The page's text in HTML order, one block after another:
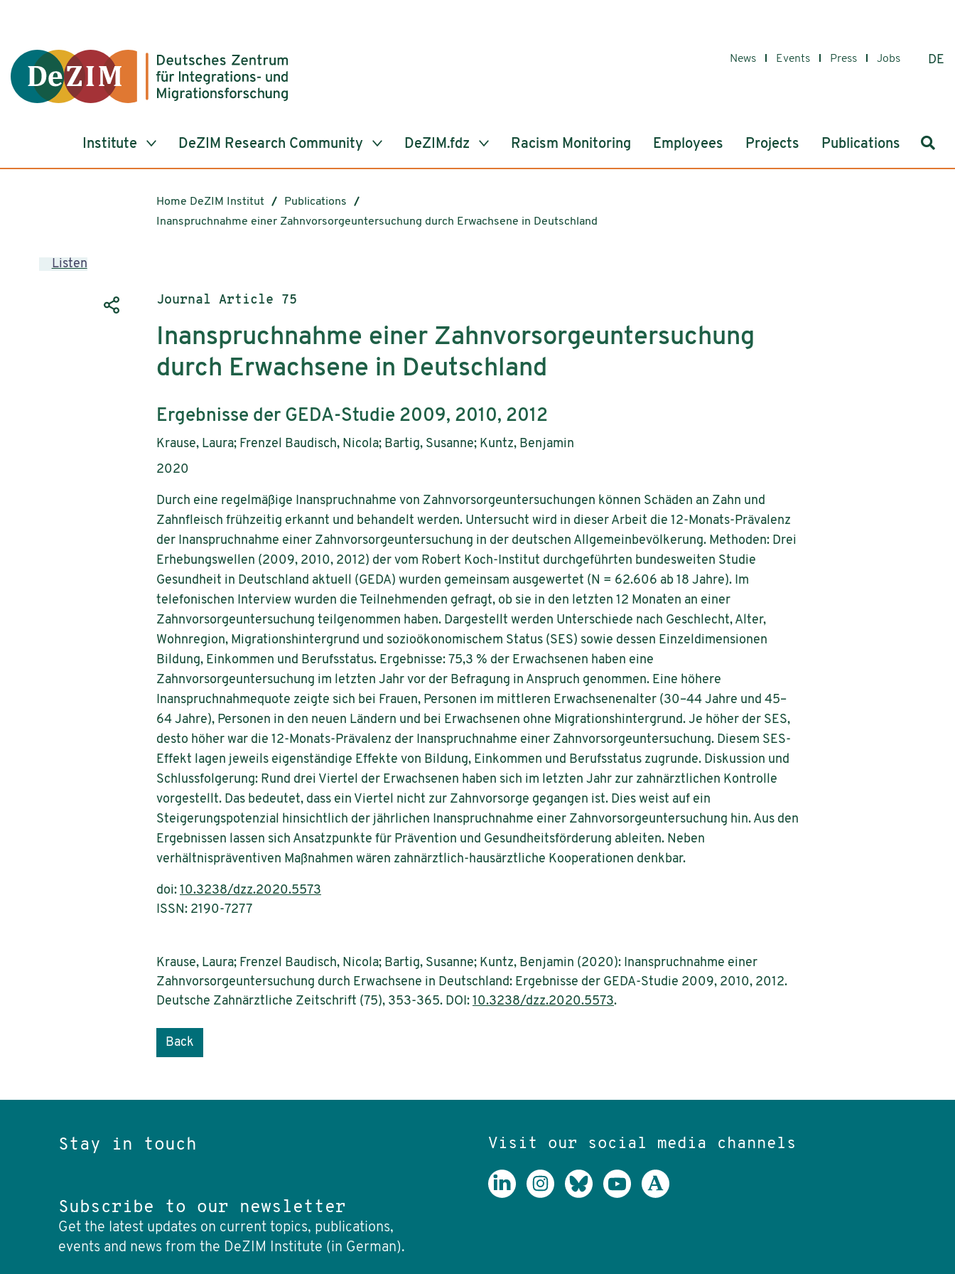
News Events Press Jobs DE
Institute DeZIM Research Community DeZIM.fdz Racism Monitoring Employees Projects Publications
Home DeZIM Institut
Publications
Inanspruchnahme einer Zahnvorsorgeuntersuchung durch Erwachsene in Deutschland
Listen
Publication type:
Journal Article 75
Inanspruchnahme einer Zahnvorsorgeuntersuchung
durch Erwachsene in Deutschland
Subtitle:
Ergebnisse der GEDA-Studie 2009, 2010, 2012
Authors:
Krause, Laura; Frenzel Baudisch, Nicola; Bartig, Susanne; Kuntz, Benjamin
Publication year:
2020
Durch eine regelmäßige Inanspruchnahme von Zahnvorsorge­untersuchungen können Schäden an Zahn und
Zahnfleisch frühzeitig erkannt und behandelt werden. Untersucht wird in dieser Arbeit die 12-Monats-Prävalenz
der Inanspruchnahme einer Zahnvorsorgeuntersuchung in der deutschen Allgemeinbevölkerung. Methoden: Drei
Erhebungswellen (2009, 2010, 2012) der vom Robert Koch-Institut durchgeführten bundesweiten Studie
Gesundheit in Deutschland aktuell (GEDA) wurden gemeinsam ausgewertet (N = 62.606 ab 18 Jahre). Im
telefonischen Interview wurden die Teilnehmenden gefragt, ob sie in den letzten 12 Monaten an einer
Zahnvorsorgeuntersuchung teilgenommen haben. Dargestellt werden Unterschiede nach Geschlecht, Alter,
Wohnregion, Migra­tionshintergrund und sozioökonomischem Status (SES) sowie dessen Einzeldimensionen
Bildung, Einkommen und Berufsstatus. Ergebnisse: 75,3 % der Erwachsenen haben eine
Zahnvorsorgeuntersuchung im letzten Jahr vor der Befragung in Anspruch genommen. Eine höhere
Inanspruchnahmequote zeigte sich bei Frauen, Personen im mittleren Erwachsenenalter (30–44 Jahre und 45–
64 Jahre), Personen in den neuen Ländern und bei Erwachsenen ohne Migrationshintergrund. Je höher der SES,
desto höher war die 12-Monats-Prävalenz der Inanspruchnahme einer Zahnvorsorgeuntersuchung. Diesem SES-
Effekt lagen jeweils eigenständige Effekte von Bildung, Einkommen und Berufsstatus zugrunde. Diskussion und
Schlussfolgerung: Rund drei Viertel der Erwachsenen haben sich im letzten Jahr zur zahnärztlichen Kontrolle
vorgestellt. Das bedeutet, dass ein Viertel nicht zur Zahnvorsorge gegangen ist. Dies weist auf ein
Steigerungspotenzial hinsichtlich der jährlichen Inanspruchnahme einer Zahnvorsorgeuntersuchung hin. Aus den
Ergebnissen lassen sich Ansatzpunkte für Prävention und Gesundheitsförderung ableiten. Neben
verhältnispräventiven Maßnahmen wären zahnärztlich-hausärztliche Kooperationen denkbar.
doi: 10.3238/dzz.2020.5573
ISSN: 2190-7277
Krause, Laura; Frenzel Baudisch, Nicola; Bartig, Susanne; Kuntz, Benjamin (2020): Inanspruchnahme einer
Zahnvorsorgeuntersuchung durch Erwachsene in Deutschland: Ergebnisse der GEDA-Studie 2009, 2010, 2012.
Deutsche Zahnärztliche Zeitschrift (75), 353-365. DOI: 10.3238/dzz.2020.5573.
Back
Stay in touch
Subscribe to our newsletter
Get the latest updates on current topics, publications,
events and news from the DeZIM Institute (in German).
Visit our social media channels